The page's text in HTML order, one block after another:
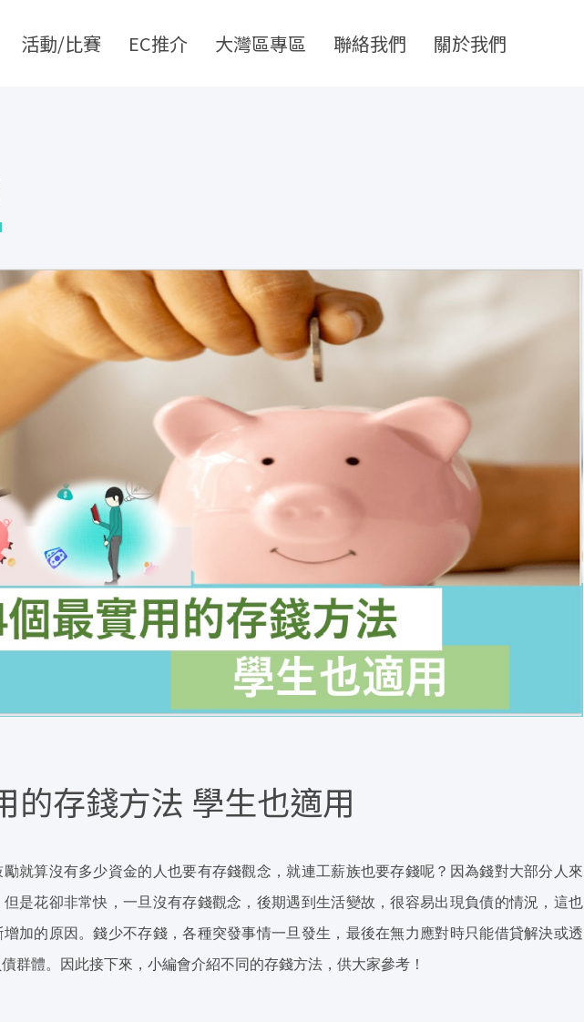
活動/比賽 EC推介 大灣區專區 聯絡我們 關於我們
的存錢方法 學生也適用
就算沒有多少資金的人也要有存錢觀念，就連工薪族也要存錢呢？因為錢對大部分人來
是花卻非常快，一旦沒有存錢觀念，後期遇到生活變故，很容易出現負債的情況，這也
加的原因。錢少不存錢，各種突發事情一旦發生，最後在無力應對時只能借貸解決或透
群體。因此接下來，小編會介紹不同的存錢方法，供大家參考！